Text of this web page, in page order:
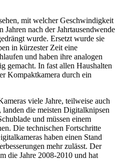
mit welcher Geschwindigkeit
nach der Jahrtausendwende
wurde. Ersetzt wurde sie
in kürzester Zeit eine
und haben ihre analogen
gemacht. In fast allen Haushalten
Kompaktkamera durch ein
viele Jahre, teilweise auch
die meisten Digitalknipsen
und müssen einem
Die technischen Fortschritte
haben einen Stand
mehr zulässt. Der
die Jahre 2008-2010 und hat